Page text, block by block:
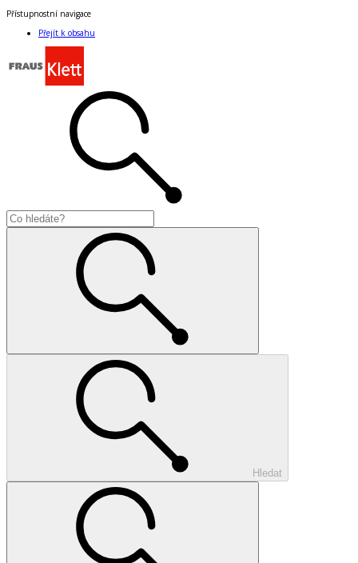
Přístupnostní navigace
Přejít k obsahu
Hledat